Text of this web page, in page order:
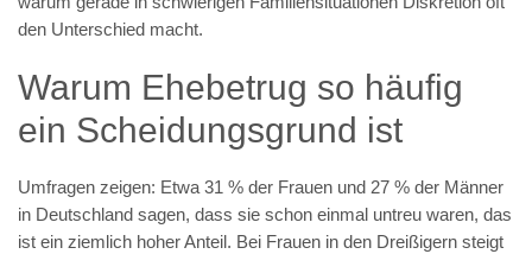
den Unterschied macht.
Warum Ehebetrug so häufig
ein Scheidungsgrund ist
Umfragen zeigen: Etwa 31 % der Frauen und 27 % der Männer
in Deutschland sagen, dass sie schon einmal untreu waren, das
ist ein ziemlich hoher Anteil. Bei Frauen in den Dreißigern steigt